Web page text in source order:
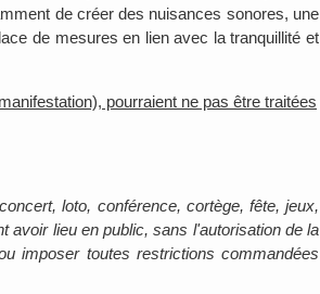
de créer des nuisances sonores, une
de mesures en lien avec la tranquillité et
pourraient ne pas être traitées
loto, conférence, cortège, fête, jeux,
avoir lieu en public, sans l'autorisation de la
imposer toutes restrictions commandées